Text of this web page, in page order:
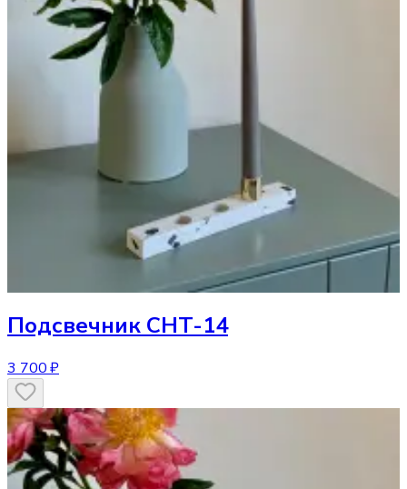
Подсвечник CHT-14
3 700 ₽